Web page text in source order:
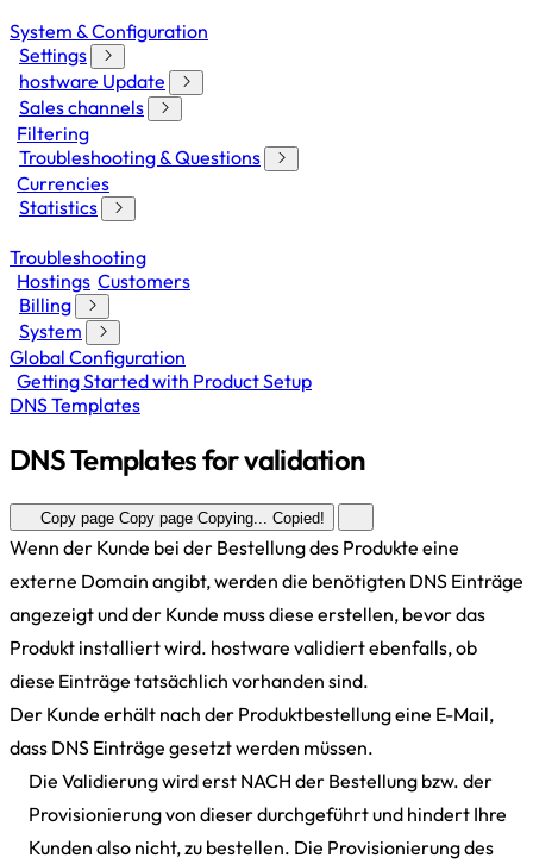
System & Configuration
Settings
hostware Update
Sales channels
Filtering
Troubleshooting & Questions
Currencies
Statistics
Troubleshooting
Hostings Customers
Billing
System
Global Configuration
Getting Started with Product Setup
DNS Templates
DNS Templates for validation
Copy page Copy page Copying... Copied!
Wenn der Kunde bei der Bestellung des Produkte eine
externe Domain angibt, werden die benötigten DNS Einträge
angezeigt und der Kunde muss diese erstellen, bevor das
Produkt installiert wird. hostware validiert ebenfalls, ob
diese Einträge tatsächlich vorhanden sind.
Der Kunde erhält nach der Produktbestellung eine E-Mail,
dass DNS Einträge gesetzt werden müssen.
Die Validierung wird erst NACH der Bestellung bzw. der
Provisionierung von dieser durchgeführt und hindert Ihre
Kunden also nicht, zu bestellen. Die Provisionierung des